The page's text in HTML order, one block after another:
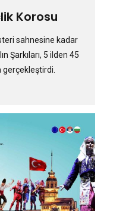
Korosu
sahnesine kadar
Şarkıları, 5 ilden 45
gerçekleştirdi.